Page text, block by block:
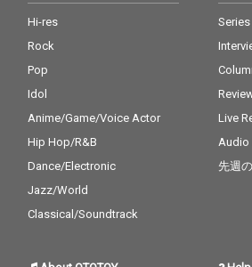
Hi-res
Rock
Pop
Idol
Anime/Game/Voice Actor
Hip Hop/R&B
Dance/Electronic
Jazz/World
Classical/Soundtrack
Series
Live
Audio
先週